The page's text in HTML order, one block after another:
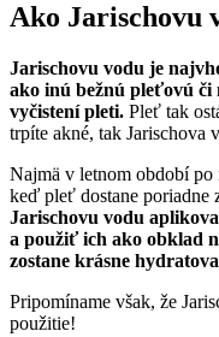
Ako Jarischovu
Jarischovu vodu je
ako inú bežnú pleťovú či
vyčistení pleti. Pleť tak
trpíte akné, tak Jarischova
Najmä v letnom období po
keď pleť dostane poriadne
Jarischovu vodu
a použiť ich ako obklad
zostane krásne
Pripomíname však, že
použitie!